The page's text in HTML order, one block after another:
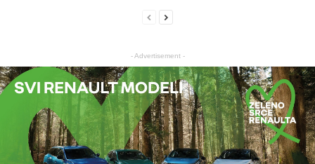
- Advertisement -